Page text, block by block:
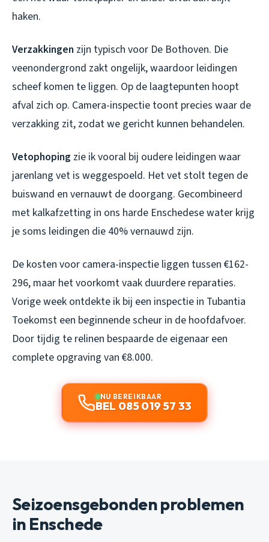
haken.
Verzakkingen zijn typisch voor De Bothoven. Die
veenondergrond zakt ongelijk, waardoor leidingen
scheef komen te liggen. Op de laagtepunten hoopt
afval zich op. Camera-inspectie toont precies waar de
verzakking zit, zodat we gericht kunnen behandelen.
Vetophoping zie ik vooral bij oudere leidingen waar
jarenlang vet is weggespoeld. Het vet stolt tegen de
buiswand en vernauwt de doorgang. Gecombineerd
met kalkafzetting in ons harde Enschedese water krijg
je soms leidingen die 40% vernauwd zijn.
De kosten voor camera-inspectie liggen tussen €162-
296, maar het voorkomt vaak duurdere reparaties.
Vorige week ontdekte ik bij een inspectie in Tubantia
Toekomst een beginnende scheur in de hoofdafvoer.
Door tijdig te relinen bespaarde de eigenaar een
complete opgraving van €8.000.
NU BEREIKBAAR
BEL 085 019 57 33
Seizoensgebonden problemen
in Enschede